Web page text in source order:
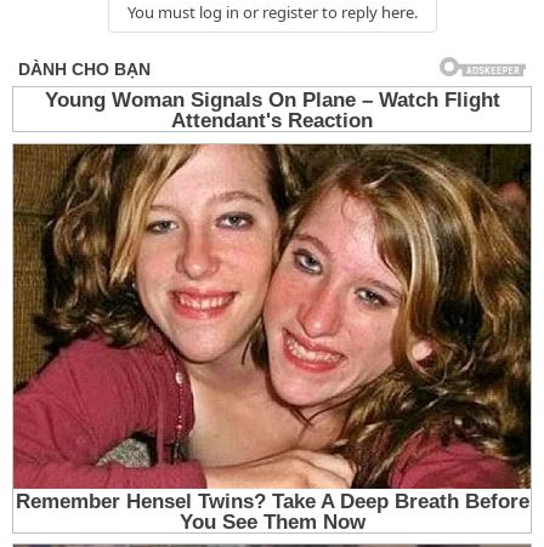
You must log in or register to reply here.